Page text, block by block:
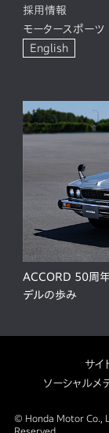
採用情報
モータースポーツ
English
ACCORD 50周年
デルの歩み
サイ
ソーシャルメ
© Honda Motor Co.,
Reserved.